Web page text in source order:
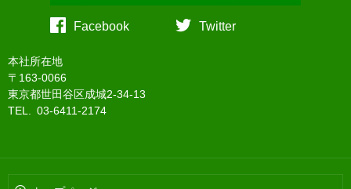
Facebook Twitter
本社所在地
〒163-0066
東京都世田谷区成城2-34-13
TEL. 03-6411-2174